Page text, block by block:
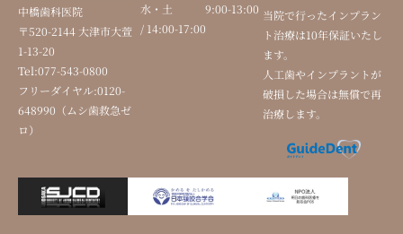
中橋歯科医院
〒520-2144 大津市大萱
1-13-20
Tel:077-543-0800
フリーダイヤル:0120-
648990（ムシ歯救急ゼ
ロ）
水・土 9:00-13:00
/ 14:00-17:00
当院で行ったインプラン
ト治療は10年保証いたし
ます。
人工歯やインプラントが
破損した場合は無償で再
治療します。